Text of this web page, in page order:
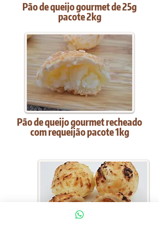
Pão de queijo gourmet de 25g
pacote 2kg
Pão de queijo gourmet recheado
com requeijão pacote 1kg